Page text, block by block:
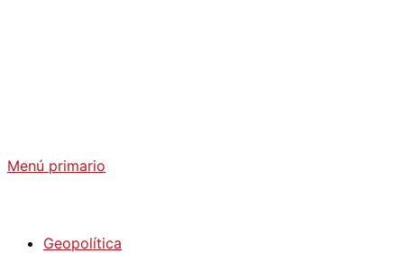
Menú primario
Geopolítica